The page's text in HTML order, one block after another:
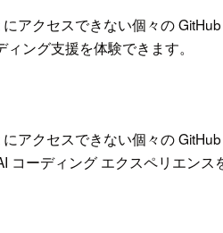
アクセスできない個々の
ング支援を体験できます。
アクセスできない個々の
ーディング エクスペリエンス